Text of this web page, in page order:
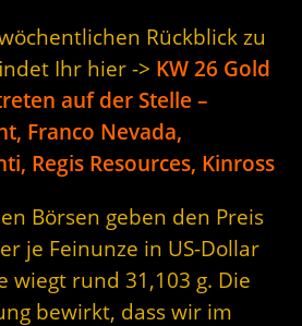
Rückblick zu
Ihr hier -> KW 26 Gold
auf der Stelle –
Franco Nevada,
Regis Resources, Kinross
Börsen geben den Preis
je Feinunze in US-Dollar
wiegt rund 31,103 g. Die
bewirkt, dass wir im